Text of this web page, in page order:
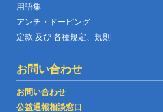
用語集
アンチ・ドーピング
定款 及び 各種規定、規則
お問い合わせ
お問い合わせ
公益通報相談窓口